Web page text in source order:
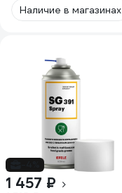
Наличие в магазинах
1 457 ₽